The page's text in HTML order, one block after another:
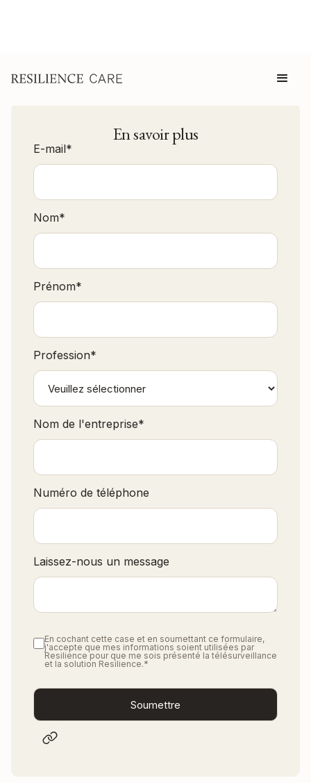
En savoir plus
E-mail*
Nom*
Prénom*
Profession*
Nom de l'entreprise*
Numéro de téléphone
Laissez-nous un message
En cochant cette case et en soumettant ce formulaire,
j'accepte que mes informations soient utilisées par
Resilience pour que me sois présenté la télésurveillance
et la solution Resilience.*